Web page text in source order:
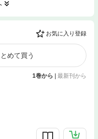
お気に入り登録
めて買う
1巻から 最新刊から